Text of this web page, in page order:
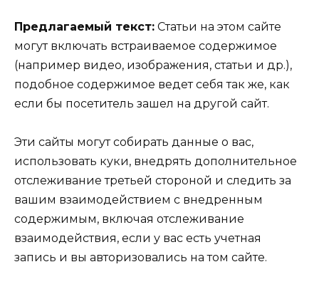
Предлагаемый текст: Статьи на этом сайте
могут включать встраиваемое содержимое
(например видео, изображения, статьи и др.),
подобное содержимое ведет себя так же, как
если бы посетитель зашел на другой сайт.
Эти сайты могут собирать данные о вас,
использовать куки, внедрять дополнительное
отслеживание третьей стороной и следить за
вашим взаимодействием с внедренным
содержимым, включая отслеживание
взаимодействия, если у вас есть учетная
запись и вы авторизовались на том сайте.